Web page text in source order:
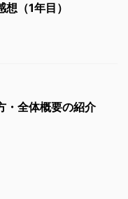
（1年目）
・全体概要の紹介